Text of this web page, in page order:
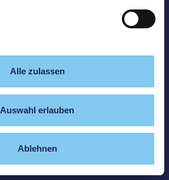
Alle zulassen
Auswahl erlauben
Ablehnen